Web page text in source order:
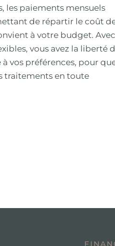
les paiements mensuels
de répartir le coût
à votre budget. Avec
vous avez la liberté
vos préférences, pour
traitements en toute